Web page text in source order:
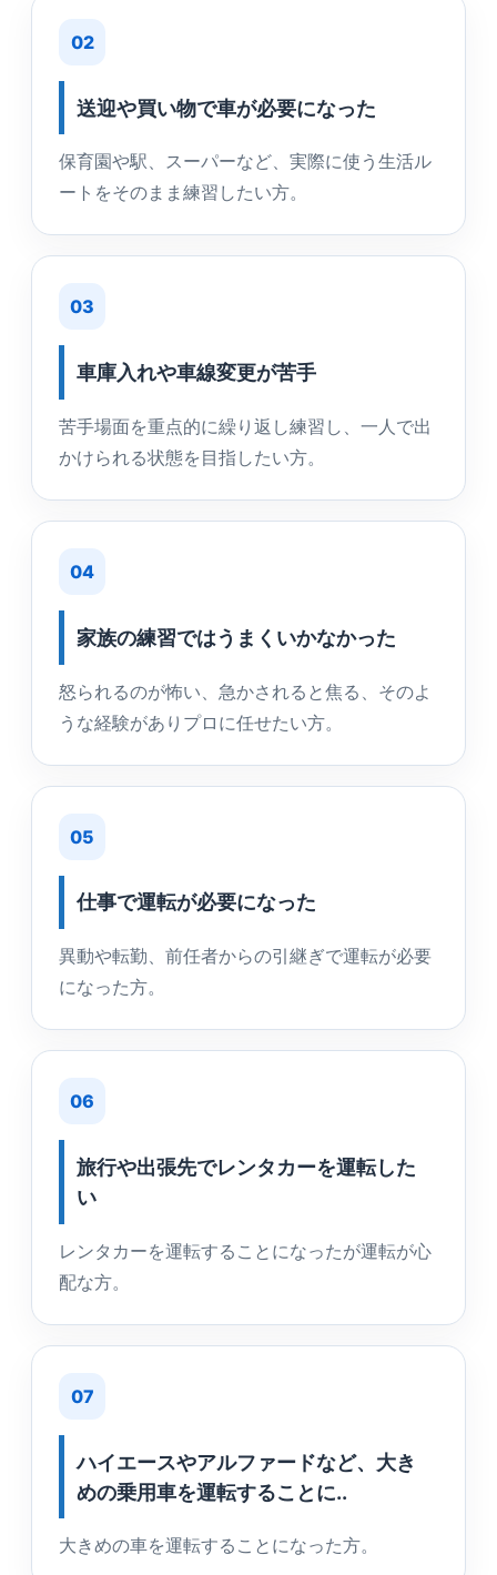
02
送迎や買い物で車が必要になった
保育園や駅、スーパーなど、実際に使う生活ル
ートをそのまま練習したい方。
03
車庫入れや車線変更が苦手
苦手場面を重点的に繰り返し練習し、一人で出
かけられる状態を目指したい方。
04
家族の練習ではうまくいかなかった
怒られるのが怖い、急かされると焦る、そのよ
うな経験がありプロに任せたい方。
05
仕事で運転が必要になった
異動や転勤、前任者からの引継ぎで運転が必要
になった方。
06
旅行や出張先でレンタカーを運転した
い
レンタカーを運転することになったが運転が心
配な方。
07
ハイエースやアルファードなど、大き
めの乗用車を運転することに..
大きめの車を運転することになった方。